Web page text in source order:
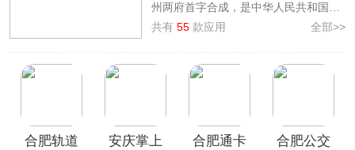
州两府首字合成，是中华人民共和国省
级行政区，是一个集自然美景、深厚文
徽省app大全
，提供了如 安徽掌上
的手机软件，涵盖交通出行、便民生
活、政务服务等多方面，旨在为安徽省
共有55 款应用 全部>>
合肥轨道
安庆掌上
合肥通卡
合肥公交